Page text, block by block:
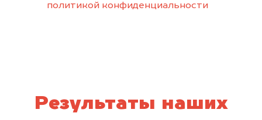
политикой конфиденциальности
Результаты наших